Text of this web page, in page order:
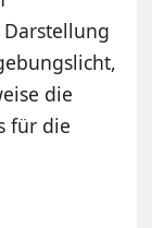
Darstellung
die
für die